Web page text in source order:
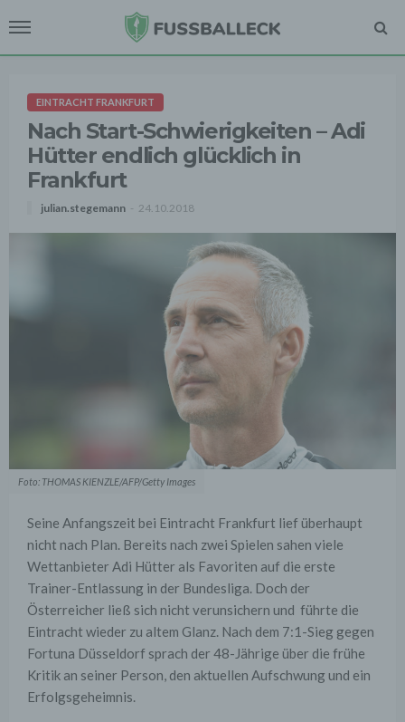
EINTRACHT FRANKFURT
Nach Start-Schwierigkeiten – Adi
Hütter endlich glücklich in
Frankfurt
julian.stegemann 24.10.2018
Foto: THOMAS KIENZLE/AFP/Getty Images
Seine Anfangszeit bei Eintracht Frankfurt lief überhaupt
nicht nach Plan. Bereits nach zwei Spielen sahen viele
Wettanbieter Adi Hütter als Favoriten auf die erste
Trainer-Entlassung in der Bundesliga. Doch der
Österreicher ließ sich nicht verunsichern und führte die
Eintracht wieder zu altem Glanz. Nach dem 7:1-Sieg gegen
Fortuna Düsseldorf sprach der 48-Jährige über die frühe
Kritik an seiner Person, den aktuellen Aufschwung und ein
Erfolgsgeheimnis.